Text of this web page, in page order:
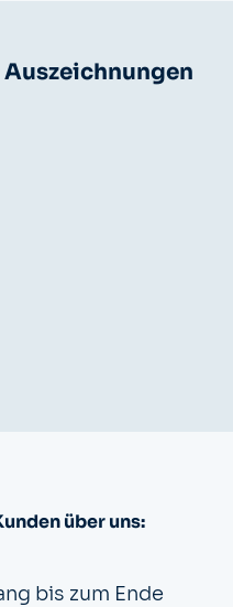
über uns:
bis zum Ende